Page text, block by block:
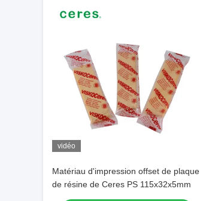
vidéo
Matériau d'impression offset de plaque
de résine de Ceres PS 115x32x5mm